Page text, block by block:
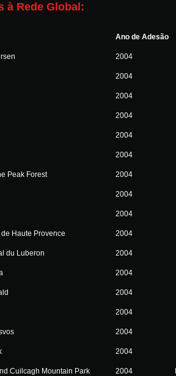
à Rede Global:
Ano de Adesão
2004
2004
2004
2004
2004
2004
Peak Forest 2004
2004
2004
Haute Provence 2004
du Luberon 2004
2004
2004
2004
2004
2004
Cuilcagh Mountain Park 2004